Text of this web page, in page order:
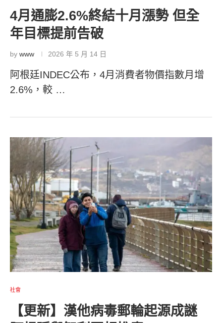
4月通膨2.6%終結十月漲勢 但全
年目標提前告破
by www 2026 年 5 月 14 日
阿根廷INDEC公布，4月消費者物價指數月增
2.6%，較 …
社會
【更新】漢他病毒郵輪起源成謎